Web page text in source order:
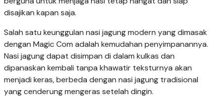
disajikan kapan saja.
Salah satu keunggulan nasi jagung modern yang dimasak
dengan Magic Com adalah kemudahan penyimpanannya.
Nasi jagung dapat disimpan di dalam kulkas dan
dipanaskan kembali tanpa khawatir teksturnya akan
menjadi keras, berbeda dengan nasi jagung tradisional
yang cenderung mengeras setelah dingin.